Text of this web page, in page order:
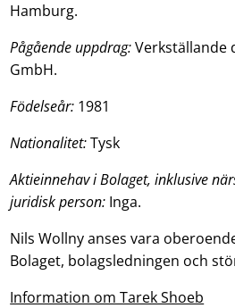
Hamburg.
Pågående uppdrag:Verkställande
GmbH.
Födelseår: 1981
Nationalitet:Tysk
Aktieinnehav i Bolaget, inklusive
juridisk person: Inga.
Nils Wollny anses vara
Bolaget, bolagsledningen och
Information om Tarek Shoeb